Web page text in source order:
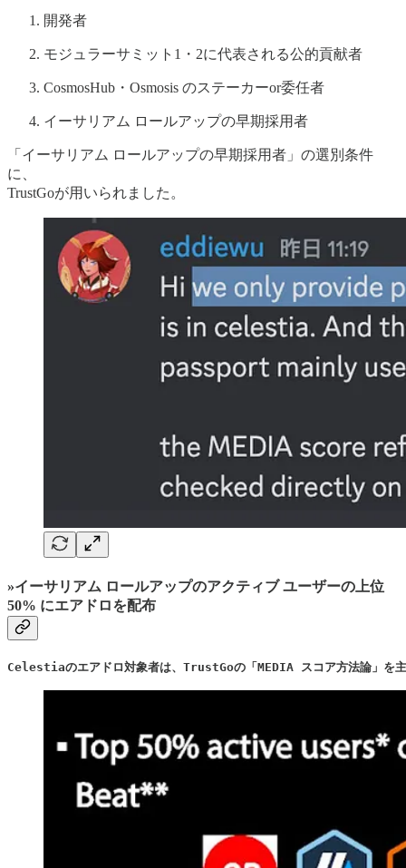
開発者
モジュラーサミット1・2に代表される公的貢献者
CosmosHub・Osmosis のステーカーor委任者
イーサリアム ロールアップの早期採用者
「イーサリアム ロールアップの早期採用者」の選別条件
に、
TrustGoが用いられました。
»イーサリアム ロールアップのアクティブ ユーザーの上位
50% にエアドロを配布
Celestiaのエアドロ対象者は、TrustGoの「MEDIA スコア方法論」を主